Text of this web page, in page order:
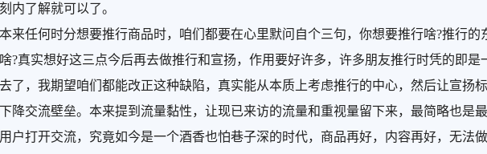
内了解就可以了。
任何时分想要推行商品时，咱们都要在心里默问自个三句，你想要推行啥?推行的
?真实想好这三点今后再去做推行和宣扬，作用要好许多，许多朋友推行时凭的即是
了，我期望咱们都能改正这种缺陷，真实能从本质上考虑推行的中心，然后让宣扬标
交流壁垒。本来提到流量黏性，让现已来访的流量和重视量留下来，最简略也是
户打开交流，究竟如今是一个酒香也怕巷子深的时代，商品再好，内容再好，无法